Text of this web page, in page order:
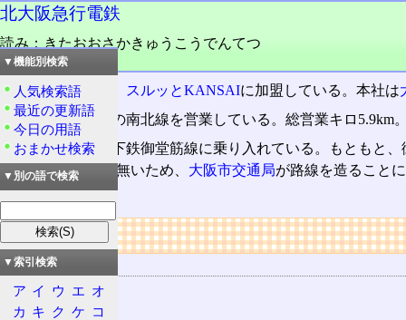
北大阪急行電鉄
読み：きたおおさかきゅうこうでんてつ
品詞：会社名
準大手私鉄
スルッとKANSAIに加盟している。本社は
江坂〜千里中央の南北線を営業している。総営業キロ5.9km
ほぼ全列車が地下鉄御堂筋線に乗り入れている。もともと
中央は大阪市 では無いため、 大阪市交通局が路線を造ること
会社である。
リンク
用語の所属
KE
関連する用語
▼機能別検索
人気検索語
最近の更新語
今日の用語
おまかせ検索
▼別の語で検索
▼索引検索
ア イ ウ エ オ
カ キ ク ケ コ